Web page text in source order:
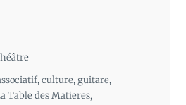
,culture, guitare,
Table des Matieres,